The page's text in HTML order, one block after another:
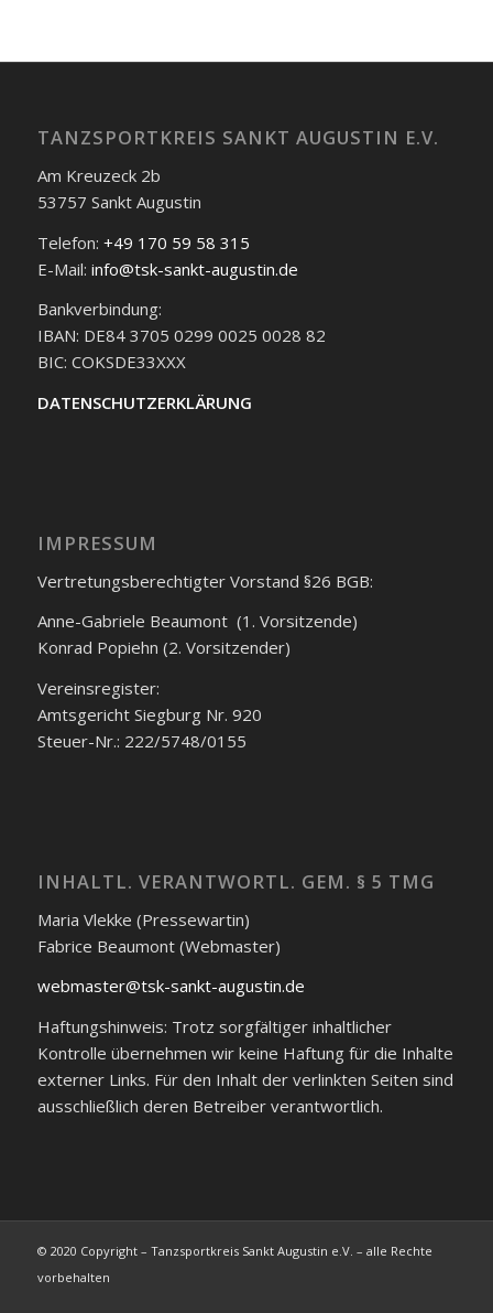
TANZSPORTKREIS SANKT AUGUSTIN E.V.
Am Kreuzeck 2b
53757 Sankt Augustin
Telefon: +49 170 59 58 315
E-Mail: info@tsk-sankt-augustin.de
Bankverbindung:
IBAN: DE84 3705 0299 0025 0028 82
BIC: COKSDE33XXX
DATENSCHUTZERKLÄRUNG
IMPRESSUM
Vertretungsberechtigter Vorstand §26 BGB:
Anne-Gabriele Beaumont (1. Vorsitzende)
Konrad Popiehn (2. Vorsitzender)
Vereinsregister:
Amtsgericht Siegburg Nr. 920
Steuer-Nr.: 222/5748/0155
INHALTL. VERANTWORTL. GEM. § 5 TMG
Maria Vlekke (Pressewartin)
Fabrice Beaumont (Webmaster)
webmaster@tsk-sankt-augustin.de
Haftungshinweis: Trotz sorgfältiger inhaltlicher
Kontrolle übernehmen wir keine Haftung für die Inhalte
externer Links. Für den Inhalt der verlinkten Seiten sind
ausschließlich deren Betreiber verantwortlich.
© 2020 Copyright – Tanzsportkreis Sankt Augustin e.V. – alle Rechte
vorbehalten